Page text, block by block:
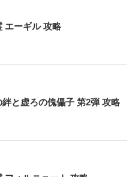
エーギル 攻略
絆と虚ろの傀儡子 第2弾 攻略